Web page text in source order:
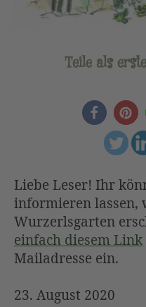
Teile als
Liebe Leser! Ihr
informieren lassen,
Wurzerlsgarten
einfach diesem Link
Mailadresse ein.
23. August 2020